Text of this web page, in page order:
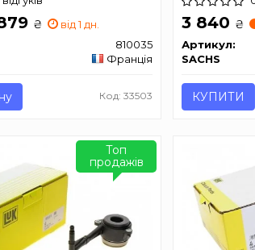
₴
від 1 дн.
810035
Франція
Код: 33503
3 840 ₴
Артикул:
SACHS
КУПИТИ
Топ
продажів